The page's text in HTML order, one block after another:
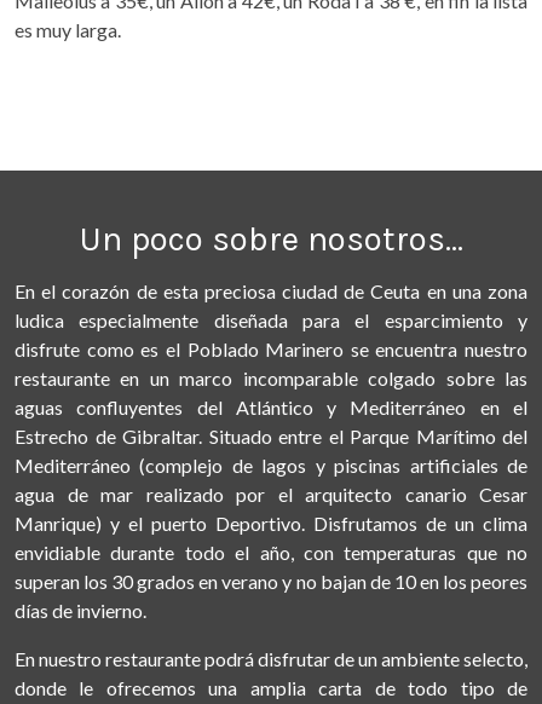
es muy larga.
Un poco sobre nosotros...
En el corazón de esta preciosa ciudad de Ceuta en una zona
ludica especialmente diseñada para el esparcimiento y
disfrute como es el Poblado Marinero se encuentra nuestro
restaurante en un marco incomparable colgado sobre las
aguas confluyentes del Atlántico y Mediterráneo en el
Estrecho de Gibraltar. Situado entre el Parque Marítimo del
Mediterráneo (complejo de lagos y piscinas artificiales de
agua de mar realizado por el arquitecto canario Cesar
Manrique) y el puerto Deportivo. Disfrutamos de un clima
envidiable durante todo el año, con temperaturas que no
superan los 30 grados en verano y no bajan de 10 en los peores
días de invierno.
En nuestro restaurante podrá disfrutar de un ambiente selecto,
donde le ofrecemos una amplia carta de todo tipo de